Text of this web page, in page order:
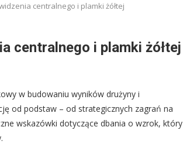
centralnego i plamki żółtej
centralnego i plamki żółtej
w budowaniu wyników drużyny i
od podstaw – od strategicznych zagrań na
wskazówki dotyczące dbania o wzrok, który